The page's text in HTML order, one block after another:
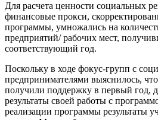
Для расчета ценности социальных
финансовые прокси,
программы, умножались на
предприятий/ рабочих мест,
соответствующий год.
Поскольку в ходе фокус-групп с
предпринимателями выяснилось,
получили поддержку в первый год,
результаты своей работы с
реализации программы результаты